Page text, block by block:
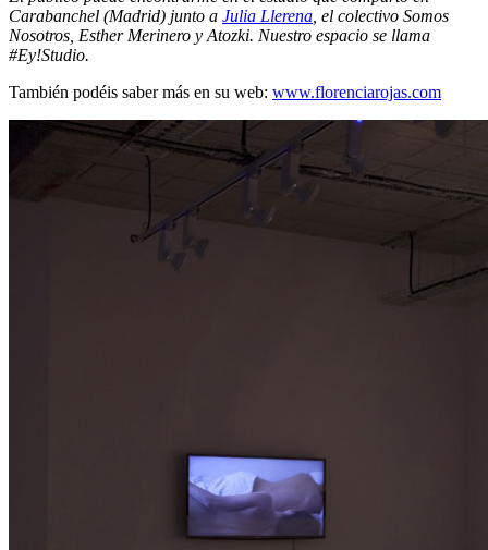
Carabanchel (Madrid) junto a Julia Llerena , el colectivo Somos
Nosotros, Esther Merinero y Atozki. Nuestro espacio se llama
#Ey!Studio.
También podéis saber más en su web: www.florenciarojas.com